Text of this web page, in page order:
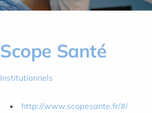
Scope Santé
Institutionnels
http://www.scopesante.fr/#/